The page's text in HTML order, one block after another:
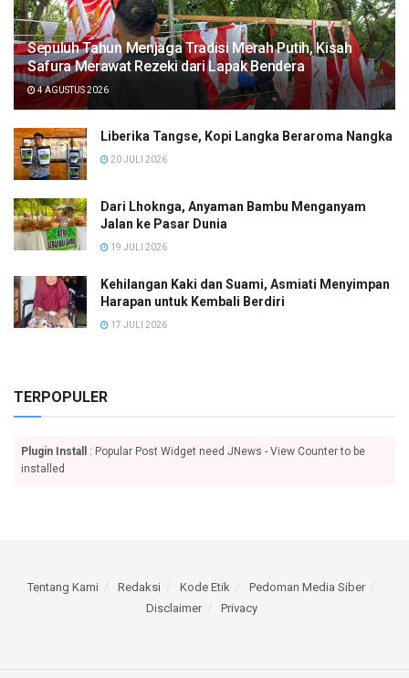
Sepuluh Tahun Menjaga Tradisi Merah Putih, Kisah
Safura Merawat Rezeki dari Lapak Bendera
4 AGUSTUS 2026
Liberika Tangse, Kopi Langka Beraroma Nangka
20 JULI 2026
Dari Lhoknga, Anyaman Bambu Menganyam
Jalan ke Pasar Dunia
19 JULI 2026
Kehilangan Kaki dan Suami, Asmiati Menyimpan
Harapan untuk Kembali Berdiri
17 JULI 2026
TERPOPULER
Plugin Install
: Popular Post Widget need JNews - View Counter to be
installed
Tentang Kami Redaksi Kode Etik
Pedoman Media Siber
Disclaimer
Privacy